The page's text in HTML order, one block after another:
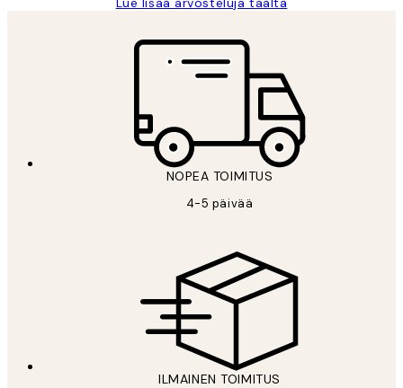
NOPEA TOIMITUS
4-5 päivää
ILMAINEN TOIMITUS